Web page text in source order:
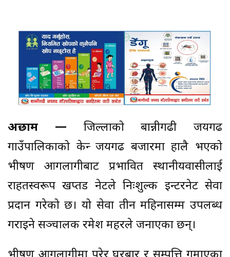
अछाम — जिल्लाको
बान्नीगढी जयगढ
गाउँपालिकाको केन्द्र जयगढ बजारमा हालै भएको
भीषण आगलागीबाट प्रभावित स्थानीयवासीलाई
राहतस्वरूप खप्तड नेटले निःशुल्क इन्टरनेट सेवा
प्रदान गरेको छ। यो सेवा तीन महिनासम्म उपलब्ध
गराइने सञ्चालक रमेश महरले जनाएका छन्।